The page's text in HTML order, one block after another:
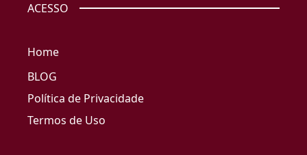
ACESSO
Home
BLOG
Política de Privacidade
Termos de Uso